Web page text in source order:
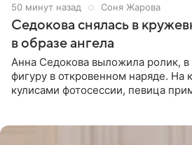
50 минут назад Соня Жарова
Седокова снялась в
в образе ангела
Анна Седокова выложила ролик, в
фигуру в откровенном наряде. На
кулисами фотосессии, певица